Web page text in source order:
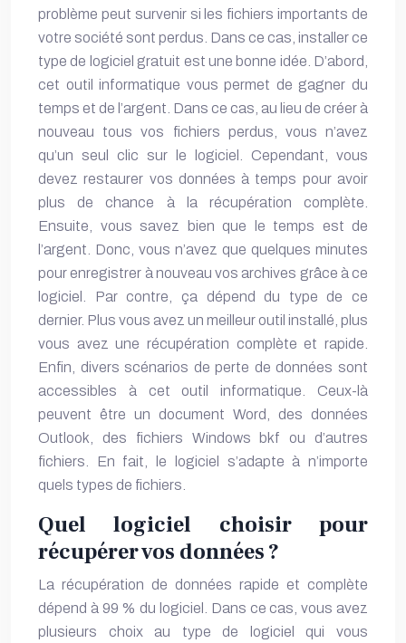
problème peut survenir si les fichiers importants de
votre société sont perdus. Dans ce cas, installer ce
type de logiciel gratuit est une bonne idée. D’abord,
cet outil informatique vous permet de gagner du
temps et de l’argent. Dans ce cas, au lieu de créer à
nouveau tous vos fichiers perdus, vous n’avez
qu’un seul clic sur le logiciel. Cependant, vous
devez restaurer vos données à temps pour avoir
plus de chance à la récupération complète.
Ensuite, vous savez bien que le temps est de
l’argent. Donc, vous n’avez que quelques minutes
pour enregistrer à nouveau vos archives grâce à ce
logiciel. Par contre, ça dépend du type de ce
dernier. Plus vous avez un meilleur outil installé, plus
vous avez une récupération complète et rapide.
Enfin, divers scénarios de perte de données sont
accessibles à cet outil informatique. Ceux-là
peuvent être un document Word, des données
Outlook, des fichiers Windows bkf ou d’autres
fichiers. En fait, le logiciel s’adapte à n’importe
quels types de fichiers.
Quel logiciel choisir pour
récupérer vos données ?
La récupération de données rapide et complète
dépend à 99 % du logiciel. Dans ce cas, vous avez
plusieurs choix au type de logiciel qui vous